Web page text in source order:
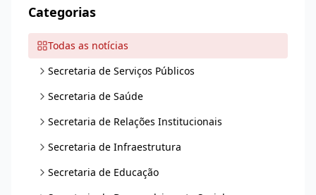
Categorias
Todas as notícias
Secretaria de Serviços Públicos
Secretaria de Saúde
Secretaria de Relações Institucionais
Secretaria de Infraestrutura
Secretaria de Educação